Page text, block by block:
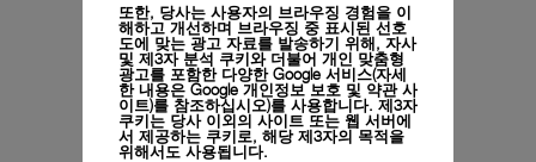
또한, 당사는 사용자의 브라우징 경험을 이
해하고 개선하며 브라우징 중 표시된 선호
도에 맞는 광고 자료를 발송하기 위해, 자사
및 제3자 분석 쿠키와 더불어 개인 맞춤형
광고를 포함한 다양한 Google 서비스(자세
한 내용은Google 개인정보 보호 및 약관 사
이트)를 참조하십시오)를 사용합니다. 제3자
쿠키는 당사 이외의 사이트 또는 웹 서버에
서 제공하는 쿠키로, 해당 제3자의 목적을
위해서도 사용됩니다.